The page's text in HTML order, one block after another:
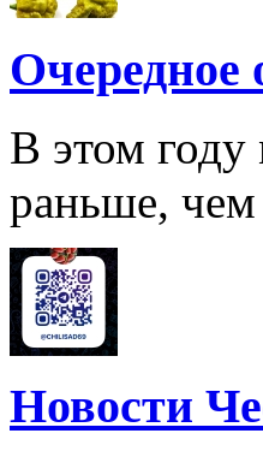
Очередное
В этом году
раньше,
Новости